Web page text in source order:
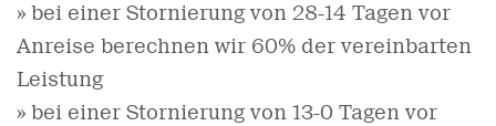
» bei einer Stornierung von 28-14 Tagen vor
Anreise berechnen wir 60% der vereinbarten
Leistung
» bei einer Stornierung von 13-0 Tagen vor